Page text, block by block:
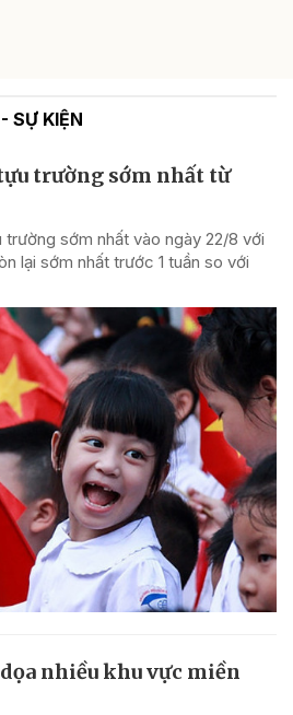
SỰ KIỆN
trường sớm nhất từ
sớm nhất vào ngày 22/8 với
lại sớm nhất trước 1 tuần so với
nhiều khu vực miền